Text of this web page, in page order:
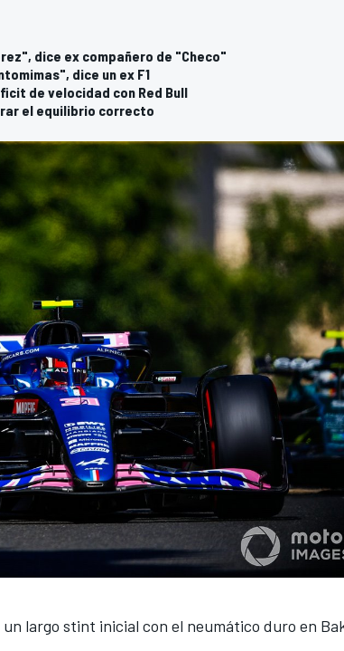
dice ex compañero de "Checo"
dice un ex F1
de velocidad con Red Bull
el equilibrio correcto
largo stint inicial con el neumático duro en